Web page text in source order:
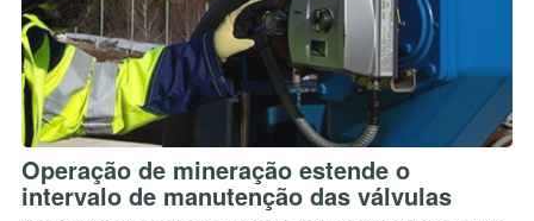
Operação de mineração estende o
intervalo de manutenção das válvulas